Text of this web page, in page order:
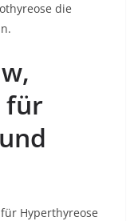
die
für
Hyperthyreose